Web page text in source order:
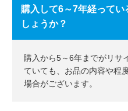
購入して6～7年経って
しょうか？
購入から5～6年までがリサ
ていても、お品の内容や程
場合がございます。